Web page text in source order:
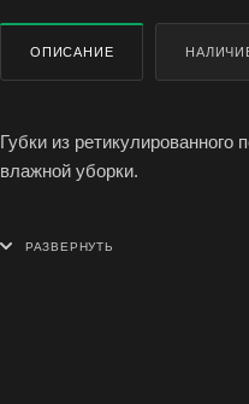
ОПИСАНИЕ
Губки из
влажной уборки.
бережную чистку.